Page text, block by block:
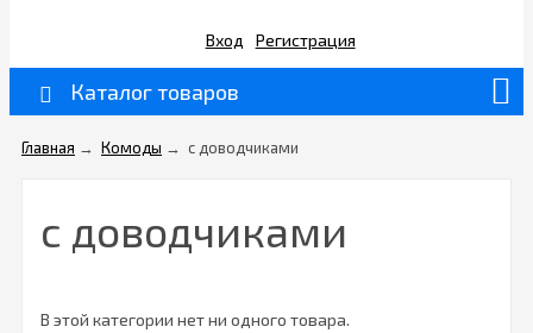
Вход Регистрация
Каталог товаров
Главная → Комоды → с доводчиками
с доводчиками
В этой категории нет ни одного товара.